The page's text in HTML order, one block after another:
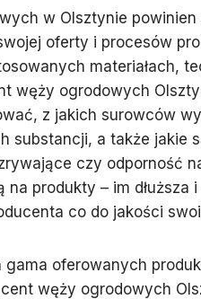
w Olsztynie
oferty i procesów
materiałach,
węży ogrodowych
z jakich surowców
substancji, a także jakie
czy odporność
produkty – im
co do jakości
gama oferowanych
węży ogrodowych